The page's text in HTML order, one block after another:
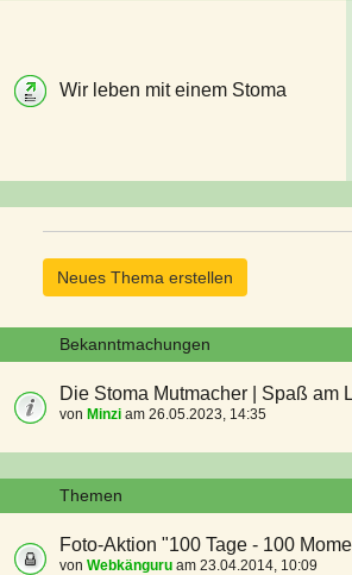
Wir leben mit einem Stoma
Neues Thema erstellen
Bekanntmachungen
Die Stoma Mutmacher | Spaß am
von Minzi am 26.05.2023, 14:35
Themen
Foto-Aktion "100 Tage - 100
von Webkänguru am 23.04.2014, 10:09